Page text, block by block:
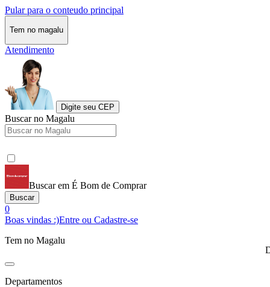
Pular para o conteudo principal
Tem no magalu
Atendimento
Digite seu CEP
Buscar no Magalu
Buscar em É Bom de Comprar
Buscar
0
Boas vindas :)Entre ou Cadastre-se
Tem no Magalu
Departamentos